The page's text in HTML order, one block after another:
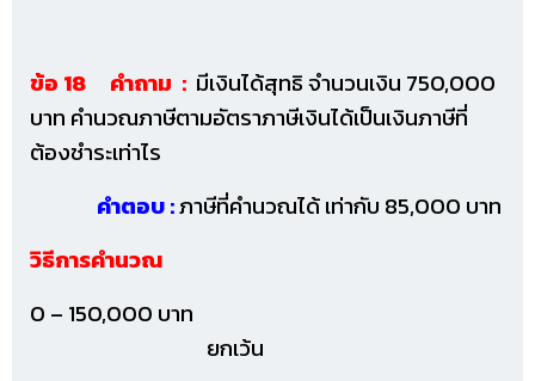
ข้อ 18 คำถาม : มีเงินได้สุทธิ จำนวนเงิน 750,000
บาท คำนวณภาษีตามอัตราภาษีเงินได้เป็นเงินภาษีที่
ต้องชำระเท่าไร
คำตอบ :ภาษีที่คำนวณได้ เท่ากับ 85,000 บาท
วิธีการคำนวณ
0 – 150,000 บาท
ยกเว้น